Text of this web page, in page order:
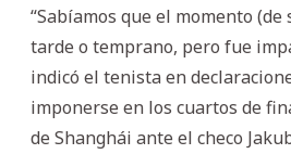
“Sabíamos que el momento
tarde o temprano, pero fue
indicó el tenista en
imponerse en los cuartos de
de Shanghái ante el checo